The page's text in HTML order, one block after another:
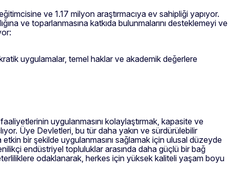
ve 1.17 milyon araştırmacıya ev sahipliği yapıyor.
ve toparlanmasına katkıda bulunmalarını desteklemeyi ve
uygulamalar, temel haklar ve akademik değerlere
uygulanmasını kolaylaştırmak, kapasite ve
Üye Devletleri, bu tür daha yakın ve sürdürülebilir
etkin bir şekilde uygulanmasını sağlamak için ulusal düzeyde
endüstriyel topluluklar arasında daha güçlü bir bağ
odaklanarak, herkes için yüksek kaliteli yaşam boyu